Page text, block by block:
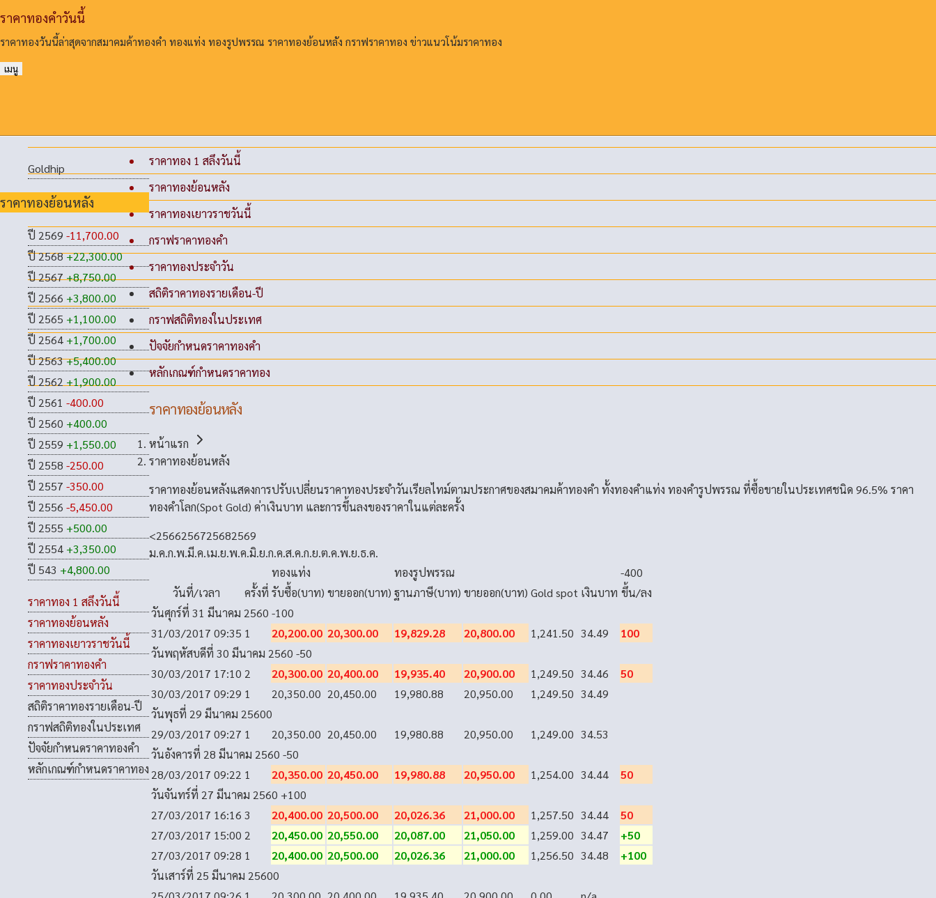
ราคาทองคําวันนี้
ราคาทองวันนี้ล่าสุดจากสมาคมค้าทองคํา ทองแท่ง ทองรูปพรรณ ราคาทองย้อนหลัง กราฟราคาทอง ข่าวแนวโน้มราคาทอง
เมนู
Goldhip
ราคาทองย้อนหลัง
ปี 2569 -11,700.00
ปี 2568+22,300.00
ปี 2567+8,750.00
ปี 2566 +3,800.00
ปี 2565 +1,100.00
ปี 2564 +1,700.00
ปี 2563+5,400.00
ปี 2562+1,900.00
ปี 2561 -400.00
ปี 2560 +400.00
ปี 2559 +1,550.00
ปี 2558 -250.00
ปี 2557 -350.00
ปี 2556 -5,450.00
ปี 2555 +500.00
ปี 2554 +3,350.00
ปี 543 +4,800.00
ราคาทอง 1 สลึงวันนี้
ราคาทองย้อนหลัง
ราคาทองเยาวราชวันนี้
กราฟราคาทองคำ
ราคาทองประจำวัน
สถิติราคาทองรายเดือน-ปี
กราฟสถิติทองในประเทศ
ปัจจัยกำหนดราคาทองคำ
หลักเกณฑ์กำหนดราคาทอง
ราคาทอง 1 สลึงวันนี้
ราคาทองย้อนหลัง
ราคาทองเยาวราชวันนี้
กราฟราคาทองคำ
ราคาทองประจำวัน
สถิติราคาทองรายเดือน-ปี
กราฟสถิติทองในประเทศ
ปัจจัยกำหนดราคาทองคำ
หลักเกณฑ์กำหนดราคาทอง
ราคาทองย้อนหลัง
หน้าแรก
ราคาทองย้อนหลัง
ราคาทองย้อนหลังแสดงการปรับเปลี่ยนราคาทองประจำวันเรียลไทม์ตามประกาศของสมาคมค้าทองคำ ทั้งทองคำแท่ง ทองคำรูปพรรณ ที่ซื้อขายในประเทศชนิด 96.5% ราคา
ทองคำโลก(Spot Gold) ค่าเงินบาท และการขึ้นลงของราคาในแต่ละครั้ง
<2566256725682569
ม.ค.ก.พ.มี.ค.เม.ย.พ.ค.มิ.ย.ก.ค.ส.ค.ก.ย.ต.ค.พ.ย.ธ.ค.
ทองแท่ง
ทองรูปพรรณ
-400
วันที่/เวลา
ครั้งที่ รับซื้อ(บาท) ขายออก(บาท) ฐานภาษี(บาท) ขายออก(บาท) Gold spot เงินบาท ขึ้น/ลง
วันศุกร์ที่ 31 มีนาคม 2560 -100
31/03/2017 09:35 1 20,200.00 20,300.00 19,829.28 20,800.00 1,241.50 34.49
100
วันพฤหัสบดีที่ 30 มีนาคม 2560 -50
30/03/2017 17:10 2 20,300.00 20,400.00 19,935.40 20,900.00 1,249.50 34.46
50
30/03/2017 09:29 1 20,350.00 20,450.00 19,980.88 20,950.00 1,249.50 34.49
วันพุธที่ 29 มีนาคม 25600
29/03/2017 09:27 1 20,350.00 20,450.00 19,980.88 20,950.00 1,249.00 34.53
วันอังคารที่ 28 มีนาคม 2560 -50
28/03/2017 09:22 1 20,350.00 20,450.00 19,980.88 20,950.00 1,254.00 34.44
50
วันจันทร์ที่ 27 มีนาคม 2560 +100
27/03/2017 16:16 3 20,400.00 20,500.00 20,026.36 21,000.00 1,257.50 34.44
50
27/03/2017 15:00 2 20,450.00 20,550.00 20,087.00 21,050.00 1,259.00 34.47
+50
27/03/2017 09:28 1 20,400.00 20,500.00 20,026.36 21,000.00 1,256.50 34.48
+100
วันเสาร์ที่ 25 มีนาคม 25600